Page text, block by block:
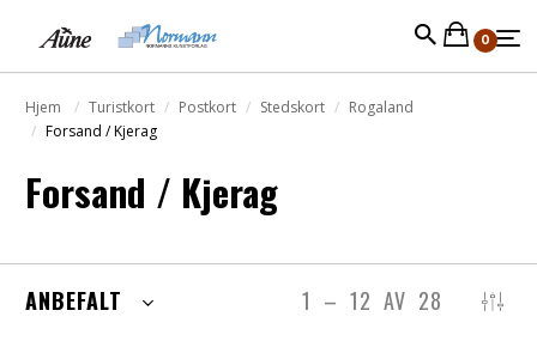
0
Hjem Turistkort Postkort Stedskort
Rogaland
Forsand / Kjerag
Forsand / Kjerag
1 – 12 AV 28
ANBEFALT